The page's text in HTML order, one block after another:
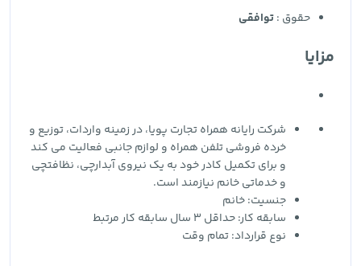
حقوق :توافقی
مزایا
شرکت رایانه همراه تجارت پویا، در زمینه واردات، توزیع و
خرده فروشی تلفن همراه و لوازم جانبی فعالیت می کند
و برای تکمیل کادر خود به یک نیروی آبدارچی، نظافتچی
و خدماتی خانم نیازمند است.
جنسیت: خانم
سابقه کار: حداقل 3 سال سابقه کار مرتبط
نوع قرارداد: تمام وقت